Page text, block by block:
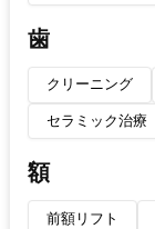
歯
クリーニング
セラミック治療
額
前額リフト